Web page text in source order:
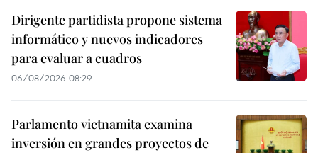
Dirigente partidista propone sistema
informático y nuevos indicadores
para evaluar a cuadros
06/08/2026 08:29
Parlamento vietnamita examina
inversión en grandes proyectos de